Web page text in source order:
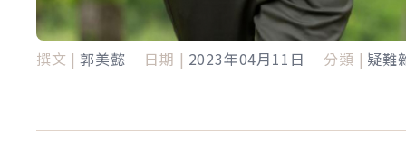
撰文 | 郭美懿 日期 | 2023年04月11日 分類 | 疑難